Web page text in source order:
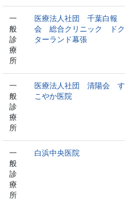
一
般
診
療
所
医療法人社団 千葉白報
会 総合クリニック ドク
ターランド幕張
一
般
診
療
所
医療法人社団 清陽会 す
こやか医院
一
般
診
療
所
白浜中央医院